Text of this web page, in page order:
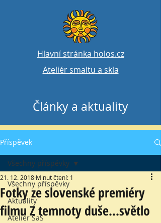
Hlavní stránka holos.cz
Ateliér smaltu a skla
Články a aktuality
Příspěvek
Všechny příspěvky
Aktuality
Ateliér SaS
Všechny příspěvky
Fotky ze slovenské premiéry
filmu Z temnoty duše...světlo
21. 12. 2018 Minut čtení: 1